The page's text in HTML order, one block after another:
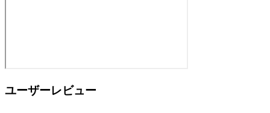
ユーザーレビュー